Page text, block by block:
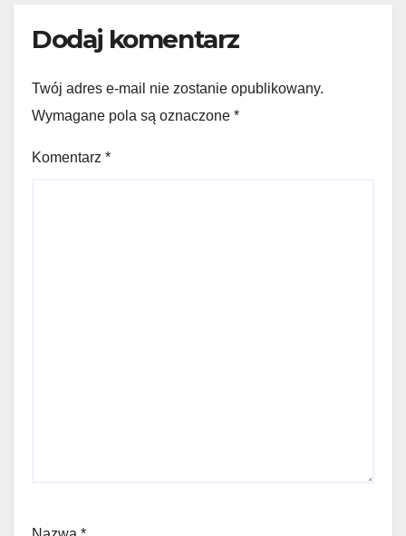
Dodaj komentarz
Twój adres e-mail nie zostanie opublikowany.
Wymagane pola są oznaczone *
Komentarz *